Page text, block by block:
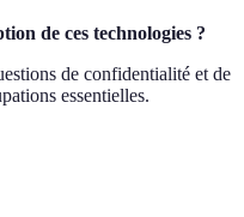
de ces technologies ?
de confidentialité et de
essentielles.